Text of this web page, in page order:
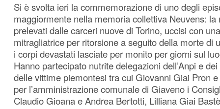
Si è svolta ieri la commemorazione di uno degli
maggiormente nella memoria collettiva Neuvens:
prelevati dalle carceri nuove di Torino, uccisi con
mitragliatrice per ritorsione a seguito della morte di
i corpi devastati lasciate per monito per giorni sul
Hanno partecipato nutrite delegazioni dell’Anpi e
delle vittime piemontesi tra cui Giovanni Giai Pron
per l’amministrazione comunale di Giaveno i
Claudio Gioana e Andrea Bertotti, Lilliana Giai